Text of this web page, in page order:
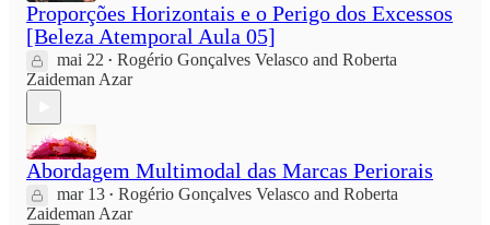
Proporções Horizontais e o Perigo dos Excessos
[Beleza Atemporal Aula 05]
mai 22 • Rogério Gonçalves Velasco and Roberta
Zaideman Azar
Abordagem Multimodal das Marcas Periorais
mar 13 • Rogério Gonçalves Velasco and Roberta
Zaideman Azar